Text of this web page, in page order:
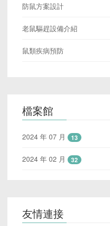
防鼠方案設計
老鼠驅趕設備介紹
鼠類疾病預防
檔案館
2024 年 07 月 13
2024 年 02 月 32
友情連接